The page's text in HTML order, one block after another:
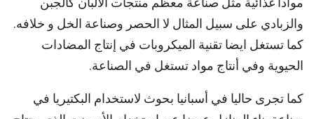
والزبادي على سبيل المثال لا الحصر وصناعة الخل و خلافه.
كما تستغل ايضا تقنية الميكروبات في إنتاج المضادات
الحيوية وفي أنتاج مواد تستغل في الصناعة.
كما تجرى حاليا في أسبانيا بحوث لاستخدام البكتيريا في